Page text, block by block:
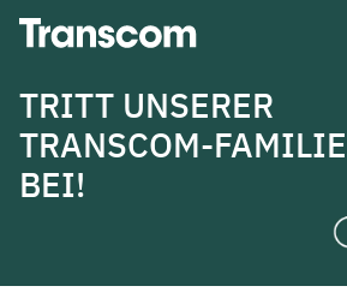
Transcom
TRITT UNSERER
TRANSCOM-FAMILIE
BEI!